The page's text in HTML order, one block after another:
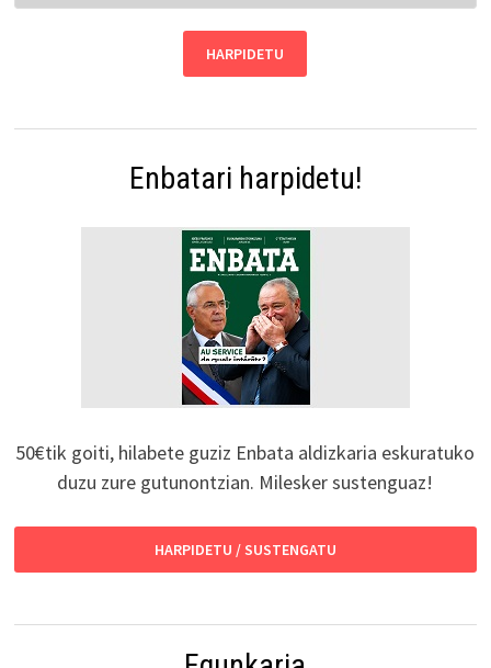
Enbatari harpidetu!
50€tik goiti, hilabete guziz Enbata aldizkaria eskuratuko
duzu zure gutunontzian. Milesker sustenguaz!
HARPIDETU / SUSTENGATU